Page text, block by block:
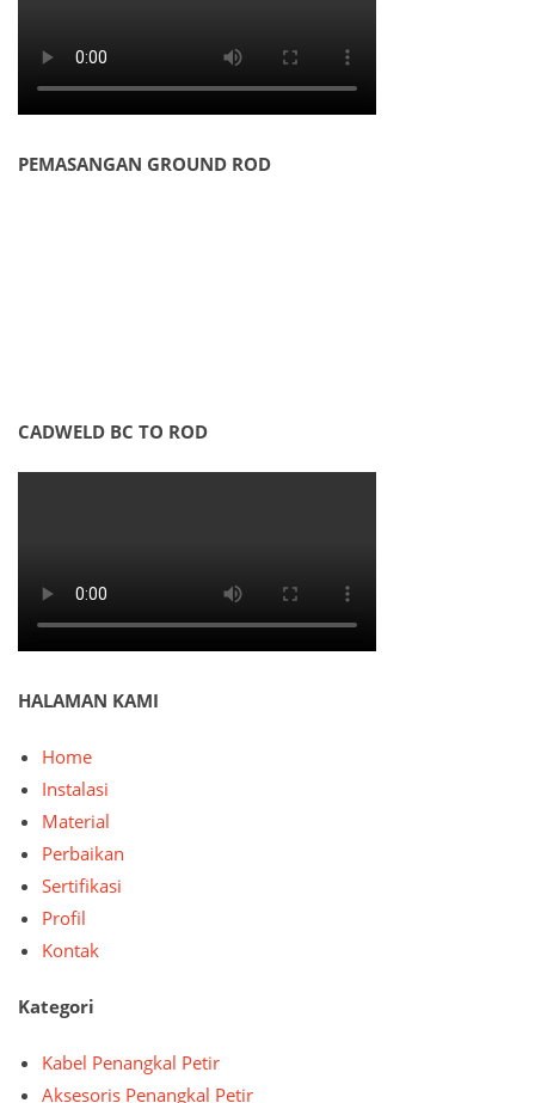
PEMASANGAN GROUND ROD
CADWELD BC TO ROD
HALAMAN KAMI
Home
Instalasi
Material
Perbaikan
Sertifikasi
Profil
Kontak
Kategori
Kabel Penangkal Petir
Aksesoris Penangkal Petir